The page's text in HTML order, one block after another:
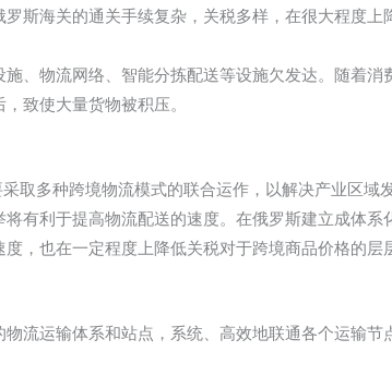
斯海关的通关手续复杂，关税多样，在很大程度上
、物流网络、智能分拣配送等设施欠发达。随着消
致使大量货物被积压。
取多种跨境物流模式的联合运作，以解决产业区域
有利于提高物流配送的速度。在俄罗斯建立成体系
，也在一定程度上降低关税对于跨境商品价格的层
流运输体系和站点，系统、高效地联通各个运输节